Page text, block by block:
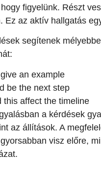
figyelünk. Részt
Ez az aktív hallgatás
segítenek
an example
be the next step
this affect the timeline
a kérdések
az állítások. A
visz előre,